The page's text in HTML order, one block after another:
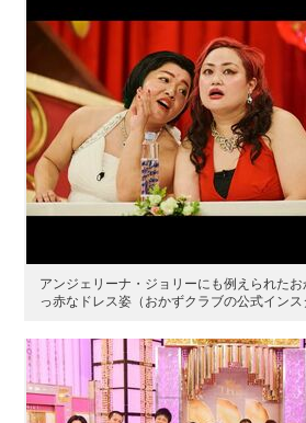
アンジェリーナ・ジョリーにも例えられた
っ赤なドレス姿（おかずクラブの公式インス